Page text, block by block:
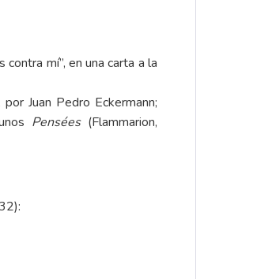
mí”, en una carta a la
por Juan Pedro Eckermann;
Pensées(Flammarion,